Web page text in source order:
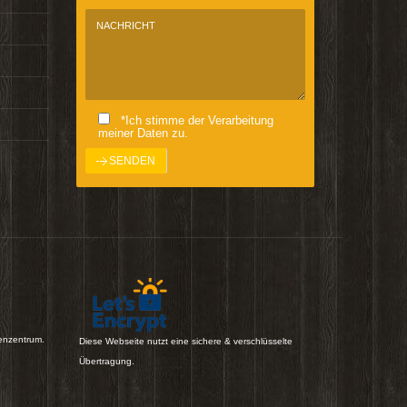
*Ich stimme der Verarbeitung
meiner Daten zu.
Diese Webseite nutzt eine sichere & verschlüsselte
Übertragung.